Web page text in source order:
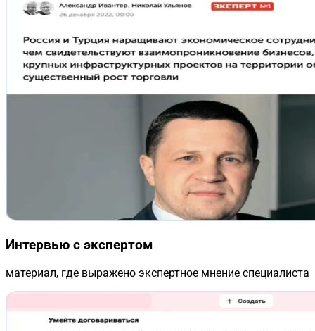
Интервью с экспертом
материал, где выражено экспертное мнение специалиста